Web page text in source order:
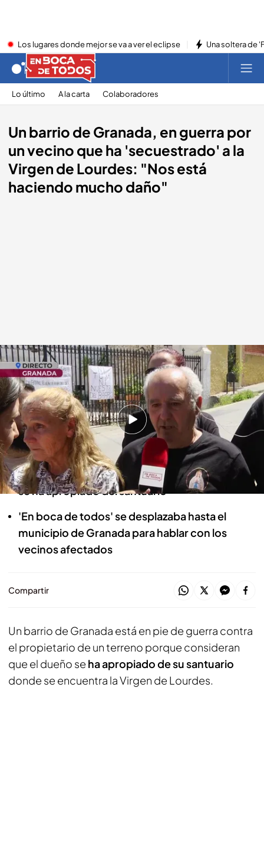
Los lugares donde mejor se va a ver el eclipse Una soltera de
Lo último A la carta Colaboradores
Un barrio de Granada, en guerra por
un vecino que ha 'secuestrado' a la
Virgen de Lourdes: "Nos está
haciendo mucho daño"
Pepe, un vecino afectado.cuatro.com
En boca de todos
24 ABR 2024 - 13:38h.
El dueño cambió la cerradura y los vecinos
reclaman el acceso libre a la ermita
Los vecinos aseguran que el dueño del terreno
se ha apropiado del santuario
'En boca de todos' se desplazaba hasta el
municipio de Granada para hablar con los
vecinos afectados
Compartir
Un barrio de Granada está en pie de guerra contra
el propietario de un terreno porque consideran
que el dueño se ha apropiado de su santuario
donde se encuentra la Virgen de Lourdes.